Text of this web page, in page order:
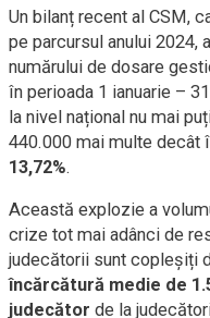
Un bilanț recent al CSM,
pe parcursul anului 2024,
numărului de dosare
în perioada 1 ianuarie –
la nivel național nu mai
440.000 mai multe decât
13,72%.
Această explozie a
crize tot mai adânci de
judecătorii sunt copleșiți
încărcătură medie de
judecător de la